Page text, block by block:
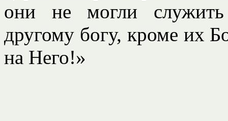
они не могли служить
другому богу, кроме их
на Него!»